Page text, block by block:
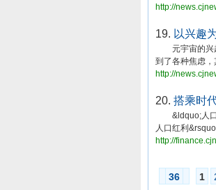
http://
19. 以兴趣
元宇宙的兴起
到了各种焦虑
http://
20. 搭乘时
&ldquo;人口
人口红利
http://
36 1